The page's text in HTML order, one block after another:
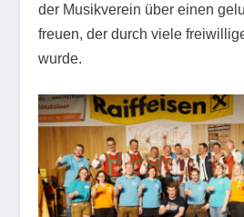
der Musikverein über einen
freuen, der durch viele
wurde.